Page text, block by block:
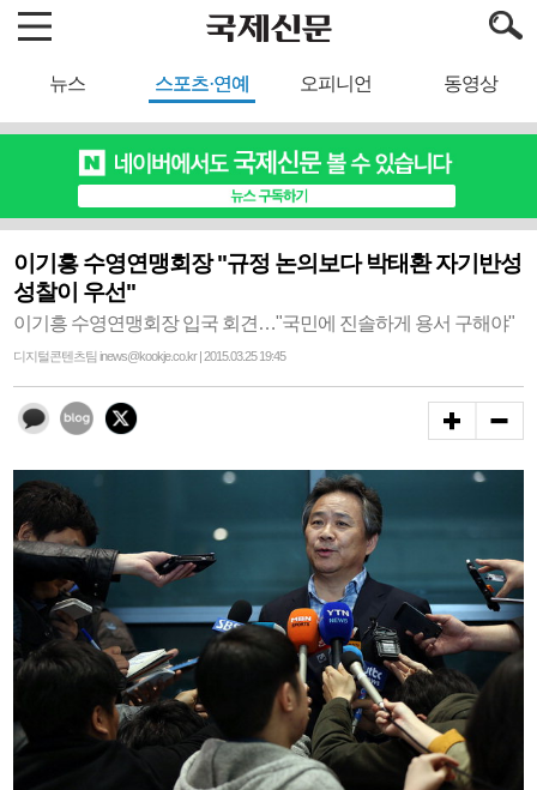
뉴스 스포츠·연예 오피니언 동영상
이기흥 수영연맹회장 "규정 논의보다 박태환 자기반성
성찰이 우선"
이기흥 수영연맹회장 입국 회견…"국민에 진솔하게 용서 구해야"
디지털콘텐츠팀 inews@kookje.co.kr | 2015.03.25 19:45